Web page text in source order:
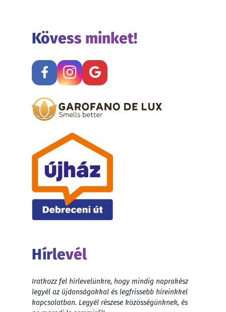
Kövess minket!
Hírlevél
Iratkozz fel hírlevelünkre, hogy mindig naprakész
legyél az újdonságokkal és legfrissebb híreinkkel
kapcsolatban. Legyél részese közösségünknek, és